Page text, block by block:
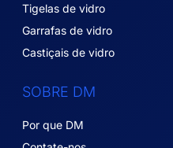
Tigelas de vidro
Garrafas de vidro
Castiçais de vidro
SOBRE DM
Por que DM